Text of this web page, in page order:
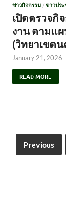
ข่าวกิจกรรม / ข่าวปร
เปิดตรวจกิ
งาน ตามแ
(วิทยาเขตน
January 21, 2026 -
READ MORE
Previous